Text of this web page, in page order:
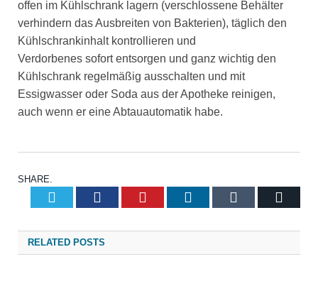
offen im Kühlschrank lagern (verschlossene Behälter
verhindern das Ausbreiten von Bakterien), täglich den
Kühlschrankinhalt kontrollieren und
Verdorbenes sofort entsorgen und ganz wichtig den
Kühlschrank regelmäßig ausschalten und mit
Essigwasser oder Soda aus der Apotheke reinigen,
auch wenn er eine Abtauautomatik habe.
SHARE.
Twitter Facebook Pinterest LinkedIn Tumblr
RELATED POSTS